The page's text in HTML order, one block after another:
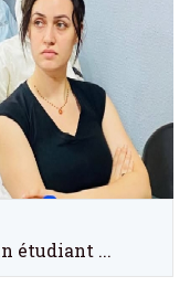
étudiant ...